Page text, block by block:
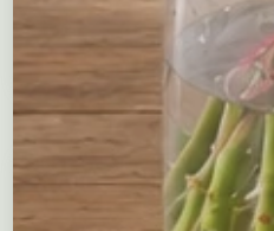
Kompozycje
Bukiety okolicznościowe